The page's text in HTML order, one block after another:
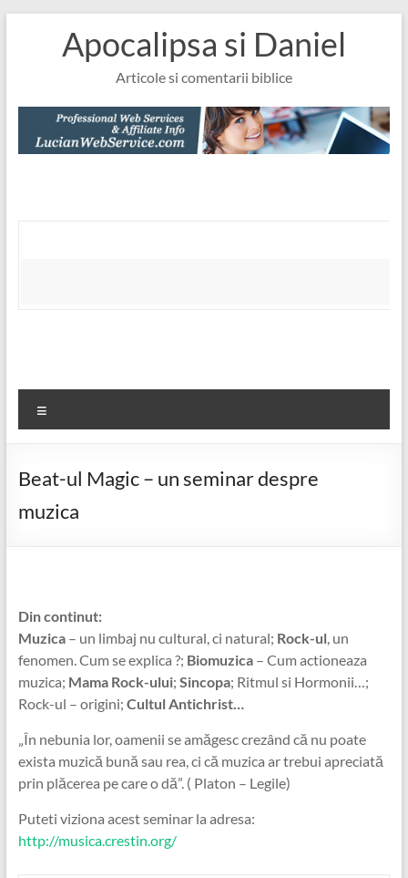
Apocalipsa si Daniel
Articole si comentarii biblice
Beat-ul Magic – un seminar despre
muzica
Din continut:
Muzica– un limbaj nu cultural, ci natural; Rock-ul, un
fenomen. Cum se explica ?; Biomuzica– Cum actioneaza
muzica; Mama Rock-ului; Sincopa; Ritmul si Hormonii…;
Rock-ul – origini; Cultul Antichrist…
„În nebunia lor, oamenii se amăgesc crezând că nu poate
exista muzică bună sau rea, ci că muzica ar trebui apreciată
prin plăcerea pe care o dă”. ( Platon – Legile)
Puteti viziona acest seminar la adresa:
http://musica.crestin.org/